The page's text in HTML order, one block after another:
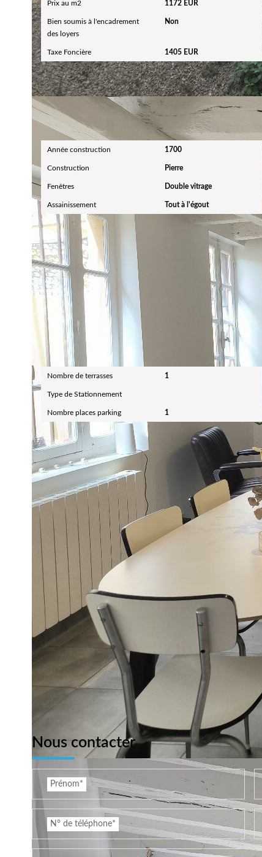
Prix au m2 1172 EUR
Bien soumis à l'encadrement
des loyers
Non
Taxe Foncière 1405 EUR
Extérieur
Année construction 1700
Construction Pierre
Fenêtres Double vitrage
Assainissement Tout à l'égout
Autres
Nombre de terrasses 1
Type de Stationnement
Nombre places parking 1
Nous contacter
Prénom*
N° de téléphone*